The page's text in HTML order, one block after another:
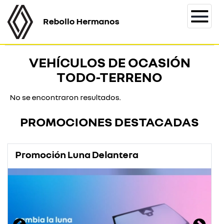
Rebollo Hermanos
VEHÍCULOS DE OCASIÓN
TODO-TERRENO
No se encontraron resultados.
PROMOCIONES DESTACADAS
Promoción Luna Delantera